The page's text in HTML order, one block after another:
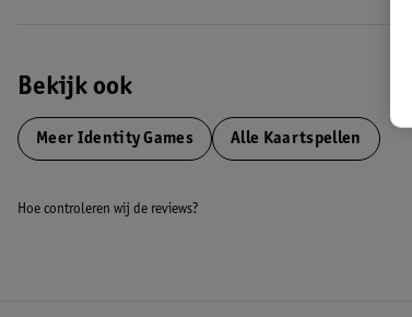
Bekijk ook
Meer Identity Games Alle Kaartspellen
Hoe controleren wij de reviews?